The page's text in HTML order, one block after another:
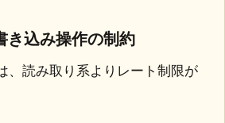
き込み操作の制約
、読み取り系よりレート制限が